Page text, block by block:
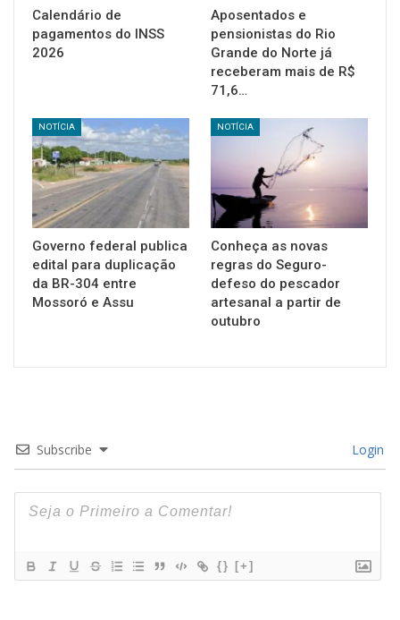
Calendário de
pagamentos do INSS
2026
Aposentados e
pensionistas do Rio
Grande do Norte já
receberam mais de R$
71,6…
NOTÍCIA
Governo federal publica
edital para duplicação
da BR-304 entre
Mossoró e Assu
NOTÍCIA
Conheça as novas
regras do Seguro-
defeso do pescador
artesanal a partir de
outubro
Subscribe Login
{} [+]